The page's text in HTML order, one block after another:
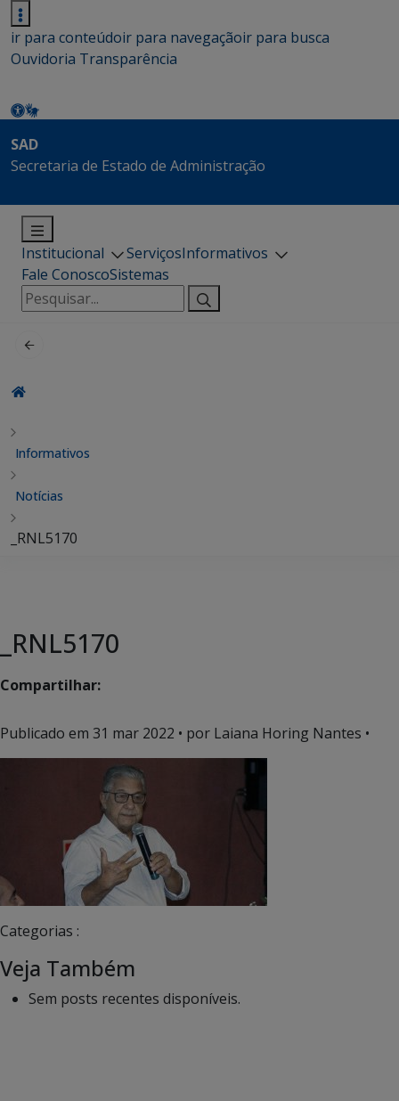
ir para conteúdoir para navegaçãoir para busca
Ouvidoria Transparência
SAD
Secretaria de Estado de Administração
Institucional ServiçosInformativos
Fale ConoscoSistemas
Pesquisar
por:
Informativos
Notícias
_RNL5170
_RNL5170
Compartilhar:
Publicado em 31 mar 2022 • por Laiana Horing Nantes •
Categorias :
Veja Também
Sem posts recentes disponíveis.